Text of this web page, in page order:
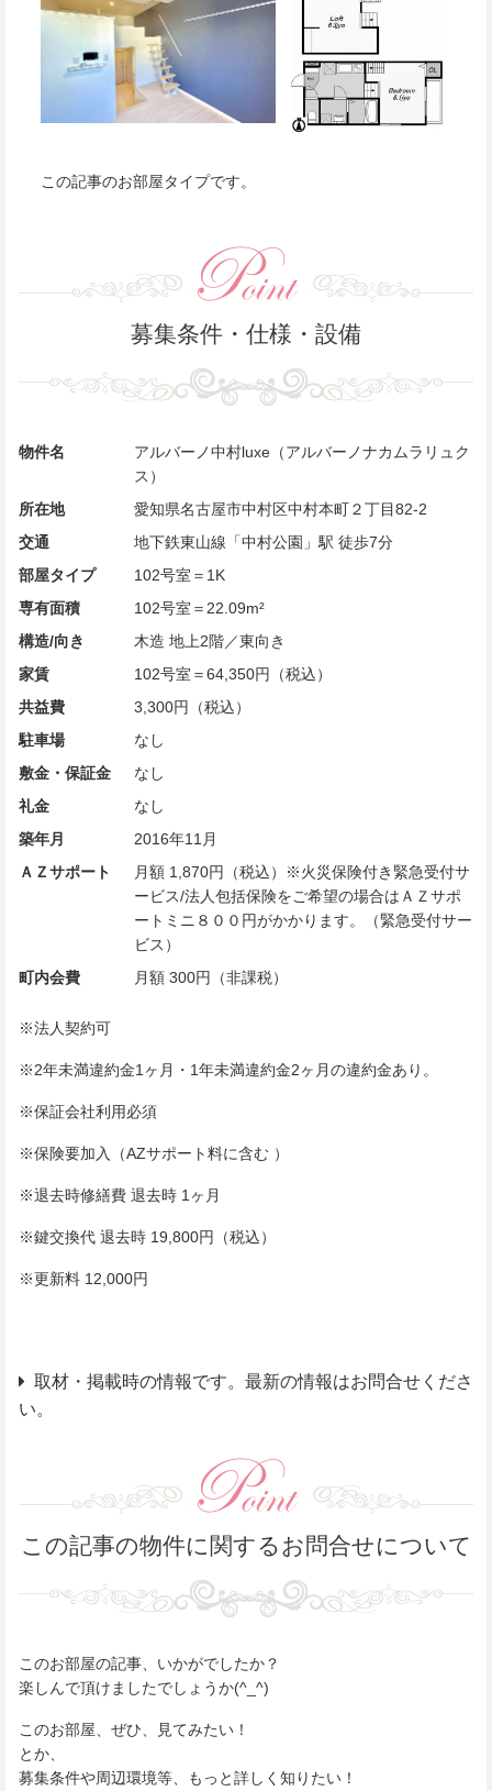
この記事のお部屋タイプです。
募集条件・仕様・設備
物件名
アルバーノ中村luxe（アルバーノナカムラリュク
ス）
所在地
愛知県名古屋市中村区中村本町２丁目82-2
交通
地下鉄東山線「中村公園」駅 徒歩7分
部屋タイプ
102号室＝1K
専有面積
102号室＝22.09m²
構造/向き
木造 地上2階／東向き
家賃
102号室＝64,350円（税込）
共益費
3,300円（税込）
駐車場
なし
敷金・保証金
なし
礼金
なし
築年月
2016年11月
ＡＺサポート
月額 1,870円（税込）※火災保険付き緊急受付サ
ービス/法人包括保険をご希望の場合はＡＺサポ
ートミニ８００円がかかります。（緊急受付サー
ビス）
町内会費
月額 300円（非課税）
※法人契約可
※2年未満違約金1ヶ月・1年未満違約金2ヶ月の違約金あり。
※保証会社利用必須
※保険要加入（AZサポート料に含む ）
※退去時修繕費 退去時 1ヶ月
※鍵交換代 退去時 19,800円（税込）
※更新料 12,000円
取材・掲載時の情報です。最新の情報はお問合せくださ
い。
この記事の物件に関するお問合せについて
このお部屋の記事、いかがでしたか？
楽しんで頂けましたでしょうか(^_^)
このお部屋、ぜひ、見てみたい！
とか、
募集条件や周辺環境等、もっと詳しく知りたい！